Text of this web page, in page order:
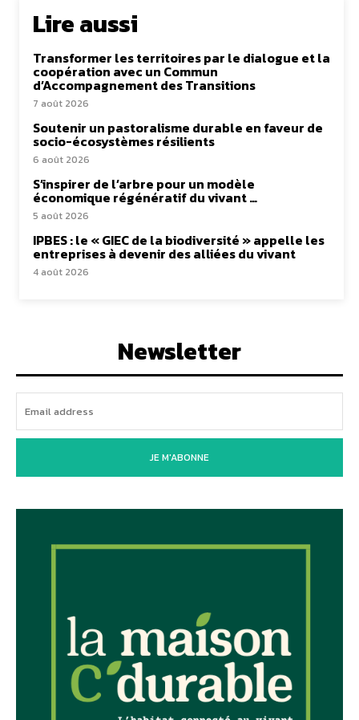
Lire aussi
Transformer les territoires par le dialogue et la
coopération avec un Commun
d’Accompagnement des Transitions
7 août 2026
Soutenir un pastoralisme durable en faveur de
socio-écosystèmes résilients
6 août 2026
S’inspirer de l’arbre pour un modèle
économique régénératif du vivant …
5 août 2026
IPBES : le « GIEC de la biodiversité » appelle les
entreprises à devenir des alliées du vivant
4 août 2026
Newsletter
JE M'ABONNE